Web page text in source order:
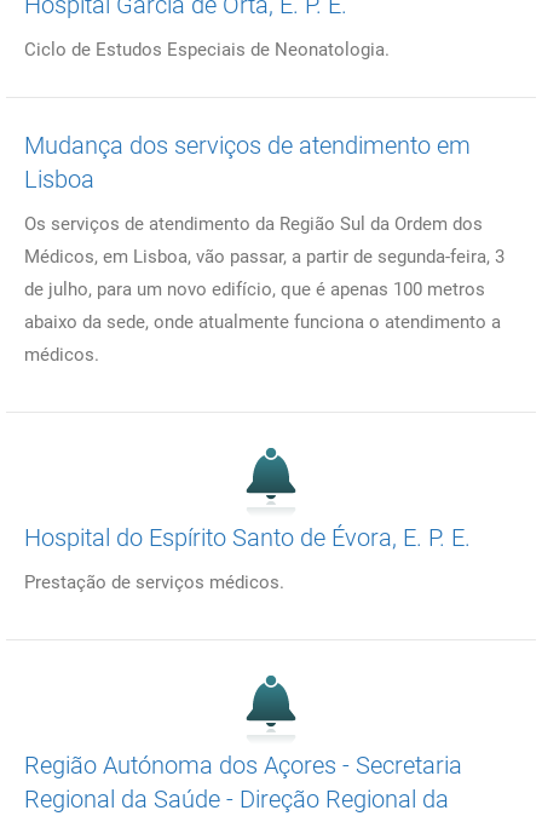
Ciclo de Estudos Especiais de Neonatologia.
Mudança dos serviços de atendimento em
Lisboa
Os serviços de atendimento da Região Sul da Ordem dos
Médicos, em Lisboa, vão passar, a partir de segunda-feira, 3
de julho, para um novo edifício, que é apenas 100 metros
abaixo da sede, onde atualmente funciona o atendimento a
médicos.
Hospital do Espírito Santo de Évora, E. P. E.
Prestação de serviços médicos.
Região Autónoma dos Açores - Secretaria
Regional da Saúde - Direção Regional da